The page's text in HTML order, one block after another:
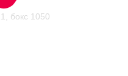
бокс 1050